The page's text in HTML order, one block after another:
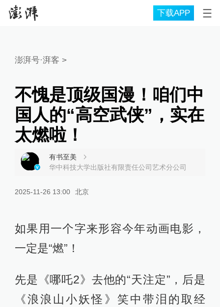
下载APP
澎湃号·湃客 >
不愧是顶级国漫！咱们中
国人的“高空武侠”，实在
太燃啦！
有书至美
华中科技大学出版社有限责任公司艺术分公司
2025-11-26 13:00 北京
如果用一个字来形容今年动画电影，
一定是“燃”！
先是《哪吒2》去他的“天注定”，后是
《浪浪山小妖怪》笑中带泪的取经